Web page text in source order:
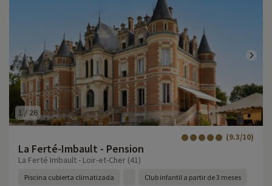
1 / 26
La Ferté-Imbault - Pension
(9.3/10)
La Ferté Imbault - Loir-et-Cher (41)
Piscina cubierta climatizada Club infantil a partir de 3 meses